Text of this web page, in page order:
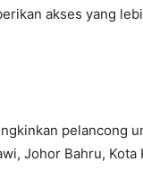
akses yang
pelancong
Johor Bahru,